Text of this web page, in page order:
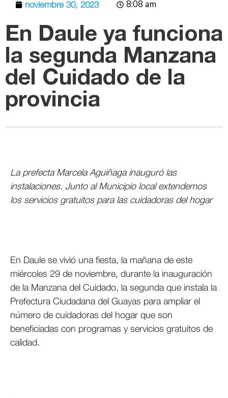
noviembre 30, 2023 8:08 am
En Daule ya funciona
la segunda Manzana
del Cuidado de la
provincia
La prefecta Marcela Aguiñaga inauguró las
instalaciones. Junto al Municipio local extendemos
los servicios gratuitos para las cuidadoras del hogar
En Daule se vivió una fiesta, la mañana de este
miércoles 29 de noviembre, durante la inauguración
de la Manzana del Cuidado, la segunda que instala la
Prefectura Ciudadana del Guayas para ampliar el
número de cuidadoras del hogar que son
beneficiadas con programas y servicios gratuitos de
calidad.